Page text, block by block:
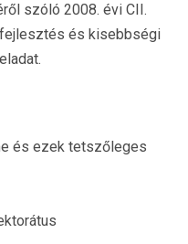
szóló 2008. évi CII.
és kisebbségi
és ezek tetszőleges